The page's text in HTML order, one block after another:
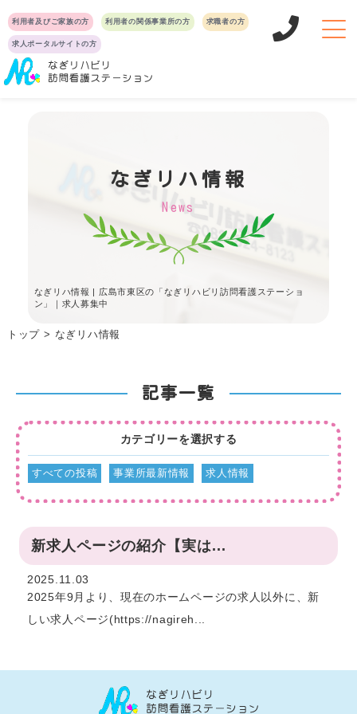
利用者及びご家族の方 利用者の関係事業所の方 求職者の方
求人ポータルサイトの方
なぎリハ情報 | 広島市東区の「なぎリハビリ訪問看護ステーショ
ン」｜求人募集中
なぎリハ情報
News
トップ なぎリハ情報
記事一覧
カテゴリーを選択する
すべての投稿 事業所最新情報 求人情報
新求人ページの紹介【実は...
2025.11.03
2025年9月より、現在のホームページの求人以外に、新
しい求人ページ(https://nagireh...